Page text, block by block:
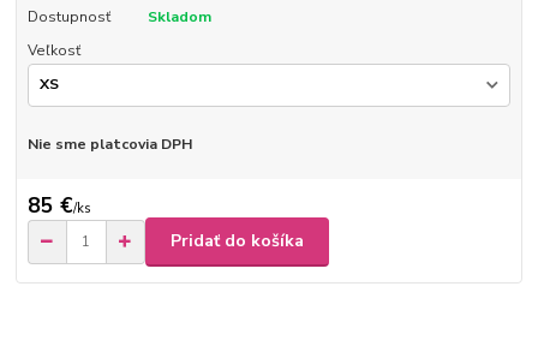
Dostupnosť
Skladom
Veľkosť
Nie sme platcovia DPH
85 €/ks
Pridať do košíka